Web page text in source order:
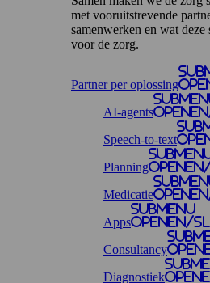
met vooruitstrevende
samenwerken en wat
voor de zorg.
Partner per oplossing
AI-agents
Speech-to-text
Planning
Medicatie
Apps
Submenu
openen/
Consultancy
Diagnostiek